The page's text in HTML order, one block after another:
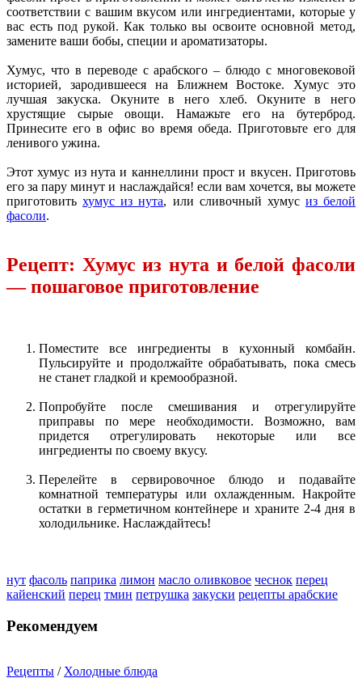
соответствии с вашим вкусом или ингредиентами, которые у
вас есть под рукой. Как только вы освоите основной метод,
замените ваши бобы, специи и ароматизаторы.
Хумус, что в переводе с арабского – блюдо с многовековой
историей, зародившееся на Ближнем Востоке. Хумус это
лучшая закуска. Окуните в него хлеб. Окуните в него
хрустящие сырые овощи. Намажьте его на бутерброд.
Принесите его в офис во время обеда. Приготовьте его для
ленивого ужина.
Этот хумус из нута и каннеллини прост и вкусен. Приготовь
его за пару минут и наслаждайся! если вам хочется, вы можете
приготовитьхумус из нута, или сливочный хумус из белой
фасоли.
Рецепт: Хумус из нута и белой фасоли
— пошаговое приготовление
Поместите все ингредиенты в кухонный комбайн.
Пульсируйте и продолжайте обрабатывать, пока смесь
не станет гладкой и кремообразной.
Попробуйте после смешивания и отрегулируйте
приправы по мере необходимости. Возможно, вам
придется отрегулировать некоторые или все
ингредиенты по своему вкусу.
Перелейте в сервировочное блюдо и подавайте
комнатной температуры или охлажденным. Накройте
остатки в герметичном контейнере и храните 2-4 дня в
холодильнике. Наслаждайтесь!
нут фасоль паприка лимон масло оливковое чеснок перец
кайенский перец тмин петрушка закуски рецепты арабские
Рекомендуем
Рецепты /Холодные блюда